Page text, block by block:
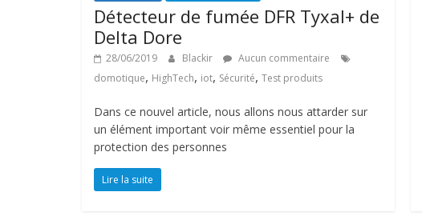
Détecteur de fumée DFR Tyxal+ de
Delta Dore
28/06/2019 Blackir
Aucun commentaire
domotique, HighTech, iot, Sécurité, Test produits
Dans ce nouvel article, nous allons nous attarder sur
un élément important voir même essentiel pour la
protection des personnes
Lire la suite